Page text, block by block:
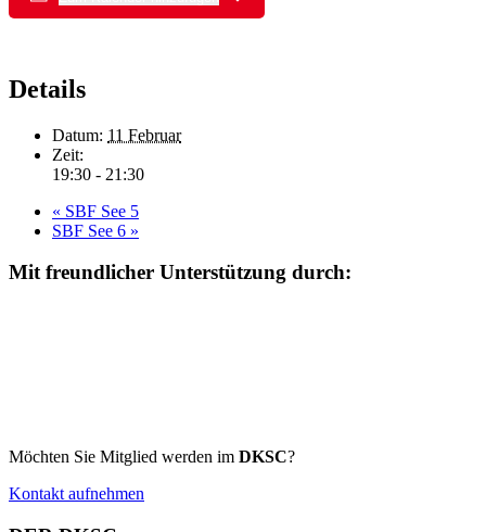
Details
Datum: 11 Februar
Zeit:
19:30 - 21:30
« SBF See 5
SBF See 6 »
Mit freundlicher Unterstützung durch:
Möchten Sie Mitglied werden im DKSC?
Kontakt aufnehmen